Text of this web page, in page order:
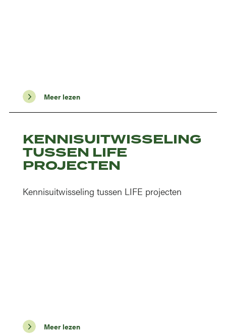
Meer lezen
KENNISUITWISSELING
TUSSEN LIFE
PROJECTEN
Kennisuitwisseling tussen LIFE projecten
Meer lezen